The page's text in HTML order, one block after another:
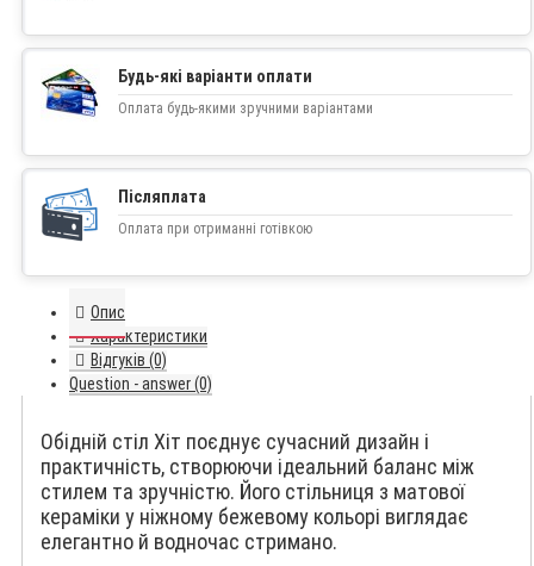
Будь-які варіанти оплати
Оплата будь-якими зручними варіантами
Післяплата
Оплата при отриманні готівкою
Опис
Характеристики
Відгуків (0)
Question - answer (0)
Обідній стіл Хіт поєднує сучасний дизайн і
практичність, створюючи ідеальний баланс між
стилем та зручністю. Його стільниця з матової
кераміки у ніжному бежевому кольорі виглядає
елегантно й водночас стримано.